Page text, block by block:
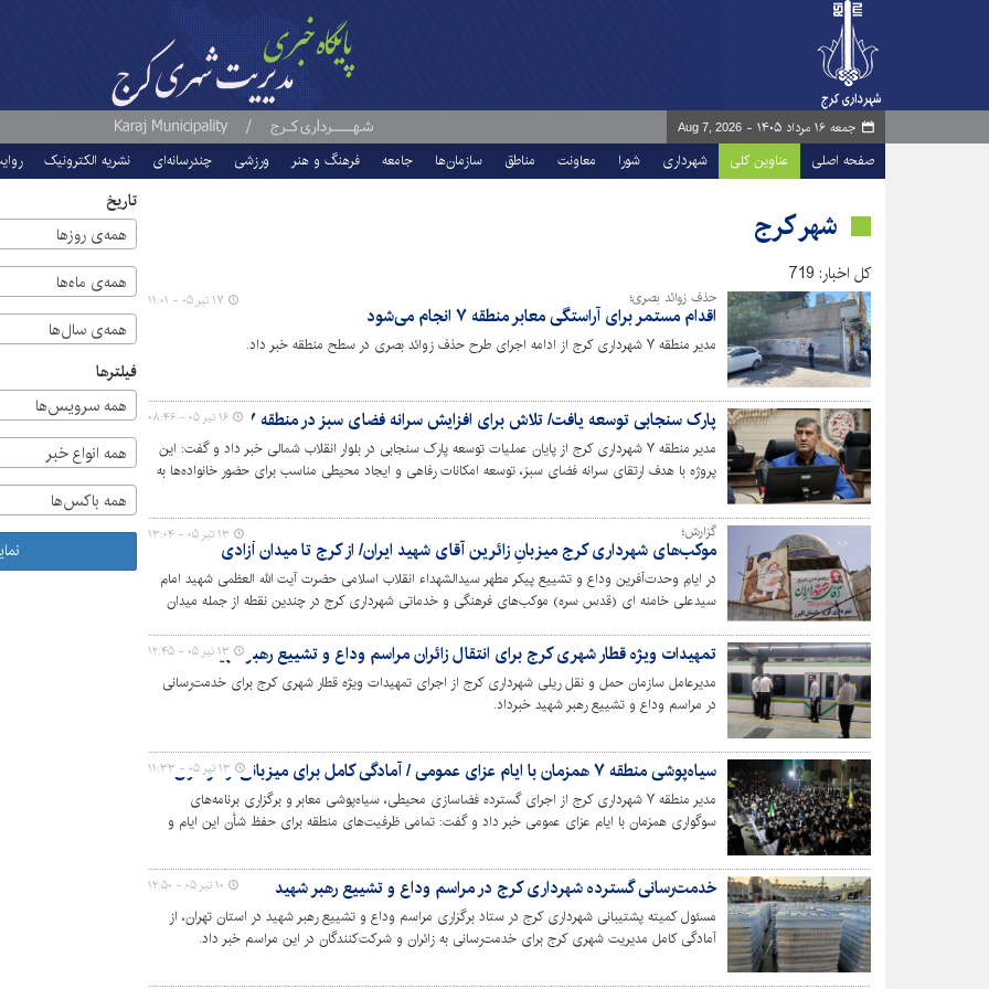
جمعه ۱۶ مرداد ۱۴۰۵ - Aug 7, 2026
صفحه اصلی عناوین کلی شهرداری شورا معاونت مناطق سازمان‌ها جامعه فرهنگ و هنر ورزشی چندرسانه‌ای نشریه الکترونیک
شهر کرج
کل اخبار: 719
حذف زوائد بصری؛
اقدام مستمر برای آراستگی معابر منطقه ۷ انجام می‌شود
مدیر منطقه ۷ شهرداری کرج از ادامه اجرای طرح حذف زوائد بصری در سطح منطقه خبر داد.
۱۷ تیر ۰۵ - ۱۱:۰۱
پارک سنجابی توسعه یافت/ تلاش برای افزایش سرانه فضای سبز در منطقه ۷
مدیر منطقه ۷ شهرداری کرج از پایان عملیات توسعه پارک سنجابی در بلوار انقلاب شمالی خبر داد و گفت: این
پروژه با هدف ارتقای سرانه فضای سبز، توسعه امکانات رفاهی و ایجاد محیطی مناسب برای حضور خانواده‌ها به
۱۶ تیر ۰۵ - ۰۸:۴۶
گزارش؛
موکب‌های شهرداری کرج میزبانِ زائرین آقای شهید ایران/ از کرج تا میدان آزادی
در ایامِ وحدت‌آفرین وداع و تشییع پیکر مطهر سیدالشهداء انقلاب اسلامی حضرت آیت الله العظمی شهید امام
سیدعلی خامنه ای (قدس سره) موکب‌های فرهنگی و خدماتی شهرداری کرج در چندین نقطه از جمله میدان
۱۳ تیر ۰۵ - ۱۳:۰۴
تمهیدات ویژه قطار شهری کرج برای انتقال زائران مراسم وداع و تشییع رهبر شهید
مدیرعامل سازمان حمل و نقل ریلی شهرداری کرج از اجرای تمهیدات ویژه قطار شهری کرج برای خدمت‌رسانی
در مراسم وداع و تشییع رهبر شهید خبرداد.
۱۳ تیر ۰۵ - ۱۲:۴۵
سیاه‌پوشی منطقه ۷ همزمان با ایام عزای عمومی / آمادگی کامل برای میزبانی از عزاداران
مدیر منطقه ۷ شهرداری کرج از اجرای گسترده فضاسازی محیطی، سیاه‌پوشی معابر و برگزاری برنامه‌های
سوگواری همزمان با ایام عزای عمومی خبر داد و گفت: تمامی ظرفیت‌های منطقه برای حفظ شأن این ایام و
۱۳ تیر ۰۵ - ۱۱:۳۳
خدمت‌رسانی گسترده شهرداری کرج در مراسم وداع و تشییع رهبر شهید
مسئول کمیته پشتیبانی شهرداری کرج در ستاد برگزاری مراسم وداع و تشییع رهبر شهید در استان تهران، از
آمادگی کامل مدیریت شهری کرج برای خدمت‌رسانی به زائران و شرکت‌کنندگان در این مراسم خبر داد.
۱۰ تیر ۰۵ - ۱۲:۵۰
تاریخ
همه‌ی روزها
همه‌ی ماه‌ها
همه‌ی سال‌ها
فیلترها
همه سرویس‌ها
همه انواع خبر
همه باکس‌ها